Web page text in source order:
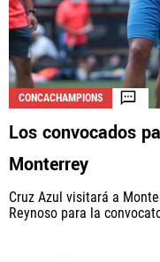
CONCACHAMPIONS
Los convocados
Monterrey
Cruz Azul visitará a
Reynoso para la